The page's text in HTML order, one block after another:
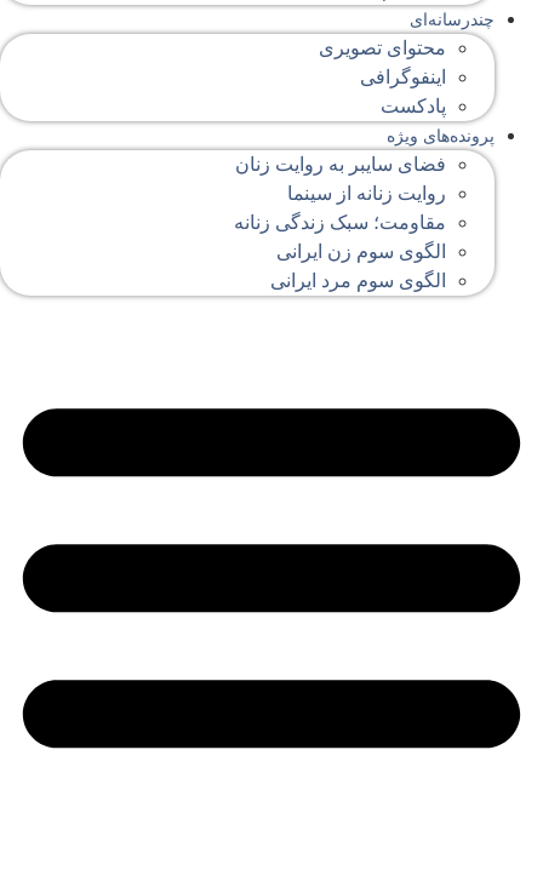
چندرسانه‌ای
محتوای تصویری
اینفوگرافی
پادکست
پرونده‌های ویژه
فضای سایبر به روایت زنان
روایت زنانه از سینما
مقاومت؛ سبک زندگی زنانه
الگوی سوم زن ایرانی
الگوی سوم مرد ایرانی